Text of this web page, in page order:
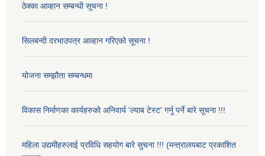
ठेक्का आव्हान सम्बन्धी सूचना !
सिलबन्दी दरभाउपत्र आव्हान गरिएको सूचना !
योजना सम्झौता सम्बन्धमा
विकास निर्माणका कार्यहरुको अनिवार्य 'ल्याब टेस्ट' गर्नु पर्ने बारे सूचना !!!
महिला उद्यमीहरुलाई प्रविधि सहयोग बारे सुचना !!! (मन्त्रालयबाट प्रकाशित